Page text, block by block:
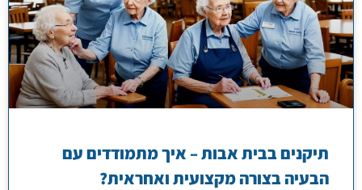
תיקנים בבית אבות – איך מתמודדים עם
הבעיה בצורה מקצועית ואחראית?